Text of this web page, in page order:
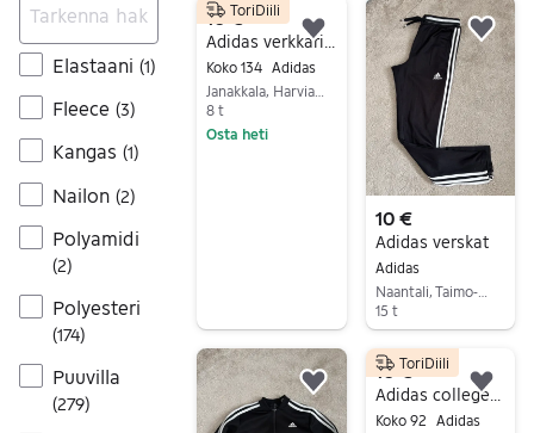
Elastaani (1)
Fleece (3)
Kangas (1)
Nailon (2)
Polyamidi
(2)
Polyesteri
(174)
Puuvilla
(279)
10 €
Adidas verkkarit ( mainittavaa) + takki 134-140cm!
Koko 134 Adidas
8 t
Osta heti
ToriDiili
Lisää suosikiksi.
10 €
Adidas verskat
Adidas
Naantali, Taimo-Nuhjala-Lietsala, Varsinais-Suomi
15 t
Lisää suosikiksi.
10 €
Koko 92
Adidas
ToriDiili